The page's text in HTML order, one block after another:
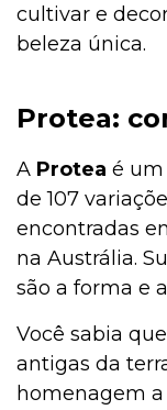
cultivar e
beleza única.
Protea:
A Protea é
de 107
encontradas
na Austrália.
são a forma e
Você sabia
antigas da
homenagem